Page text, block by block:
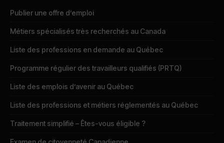
Publier une offre d’emploi
Métiers spécialisés très recherchés au Canada
Liste des professions en demande au Québec
Programme régulier des travailleurs qualifiés (PRTQ)
Liste des emplois d’avenir au Québec
Liste des professions et métiers réglementés au Québec
Traitement simplifié – Êtes-vous éligible ?